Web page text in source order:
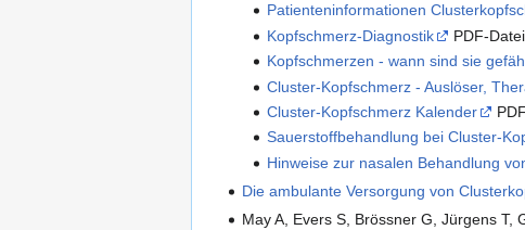
Patienteninformationen
Kopfschmerz-Diagnostik
PDF-
Kopfschmerzen - wann sind sie
Cluster-Kopfschmerz - Auslöser,
Cluster-Kopfschmerz Kalender
Sauerstoffbehandlung bei Cluster-
Hinweise zur nasalen Behandlung
Die ambulante Versorgung von
May A, Evers S, Brössner G, Jürgens